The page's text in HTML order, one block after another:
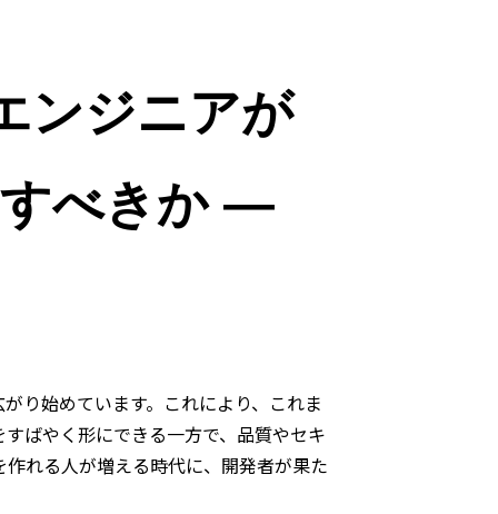
ンジニアが
すべきか ―
り始めています。これにより、これま
ばやく形にできる一方で、品質やセキ
れる人が増える時代に、開発者が果た